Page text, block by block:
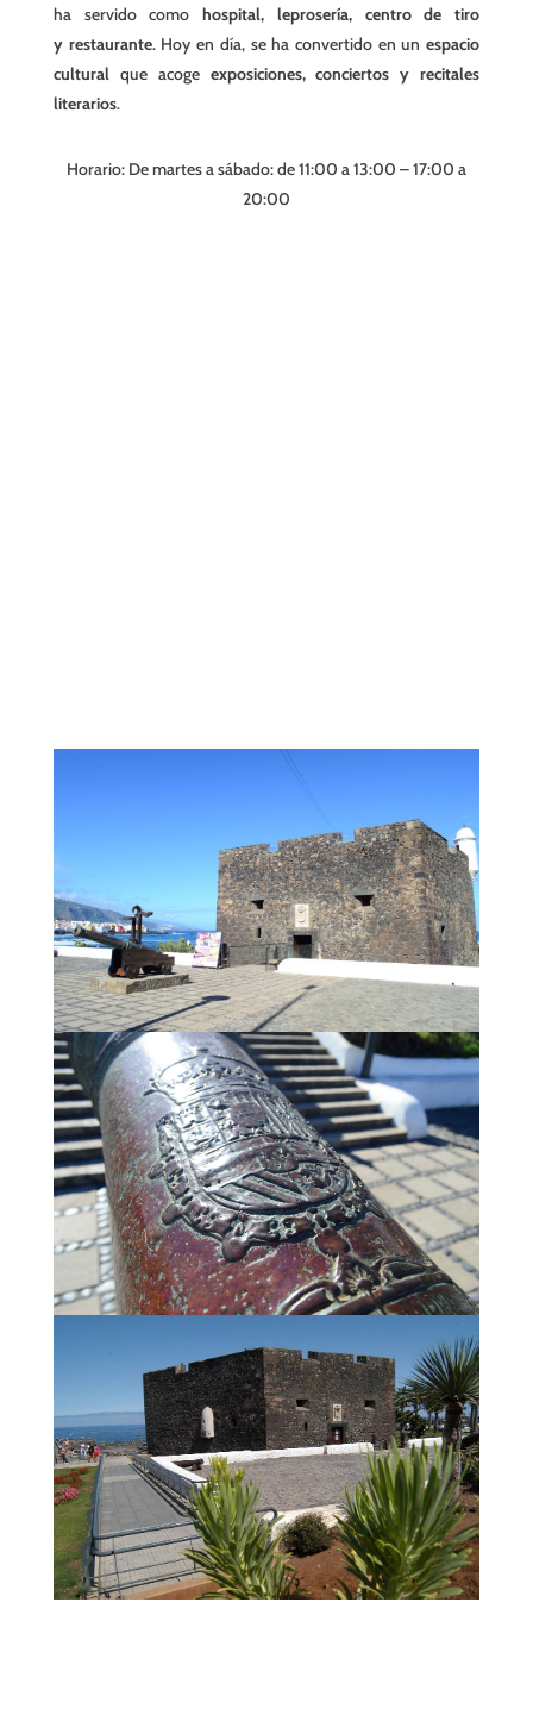
ha servido comohospital, leprosería, centro de tiro
y restaurante. Hoy en día, se ha convertido en unespacio
cultural que acoge exposiciones, conciertos y recitales
literarios.
Horario: De martes a sábado: de 11:00 a 13:00 – 17:00 a
20:00